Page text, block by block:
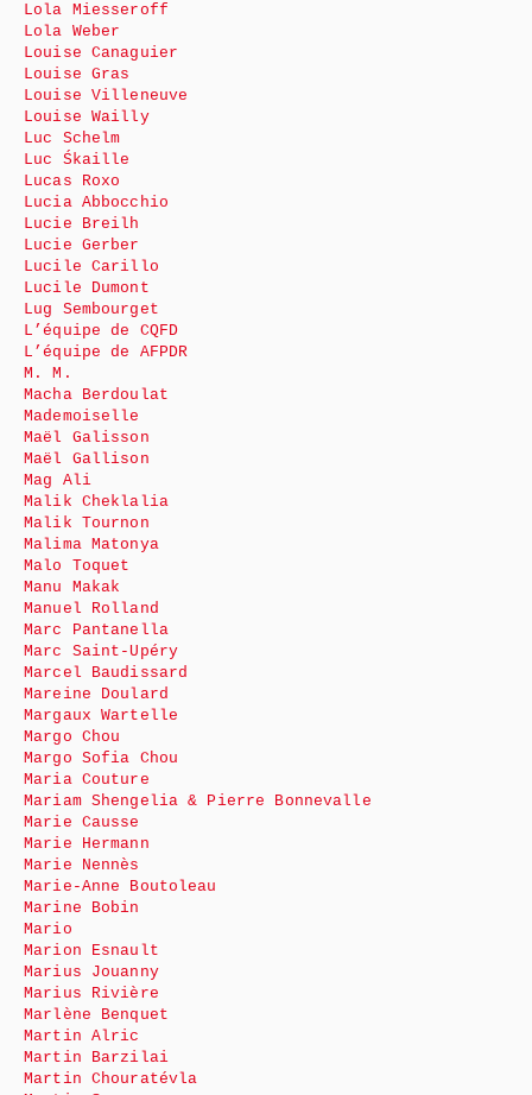
Lola Miesseroff
Lola Weber
Louise Canaguier
Louise Gras
Louise Villeneuve
Louise Wailly
Luc Schelm
Luc Śkaille
Lucas Roxo
Lucia Abbocchio
Lucie Breilh
Lucie Gerber
Lucile Carillo
Lucile Dumont
Lug Sembourget
L’équipe de CQFD
L’équipe de AFPDR
M. M.
Macha Berdoulat
Mademoiselle
Maël Galisson
Maël Gallison
Mag Ali
Malik Cheklalia
Malik Tournon
Malima Matonya
Malo Toquet
Manu Makak
Manuel Rolland
Marc Pantanella
Marc Saint-Upéry
Marcel Baudissard
Mareine Doulard
Margaux Wartelle
Margo Chou
Margo Sofia Chou
Maria Couture
Mariam Shengelia & Pierre Bonnevalle
Marie Causse
Marie Hermann
Marie Nennès
Marie-Anne Boutoleau
Marine Bobin
Mario
Marion Esnault
Marius Jouanny
Marius Rivière
Marlène Benquet
Martin Alric
Martin Barzilai
Martin Chouratévla